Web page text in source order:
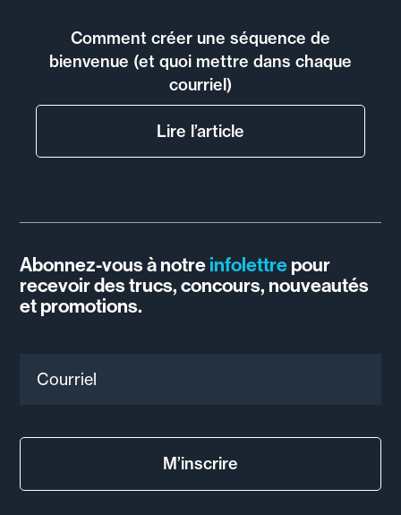
Comment créer une séquence de
bienvenue (et quoi mettre dans chaque
courriel)
Lire l’article
Abonnez-vous à notreinfolettrepour
recevoir des trucs, concours, nouveautés
et promotions.
M’inscrire